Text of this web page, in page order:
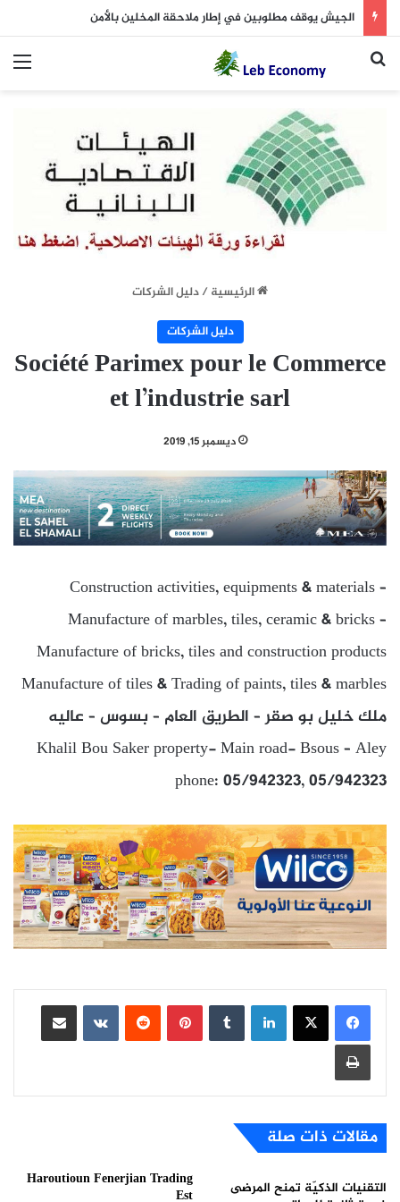
الجيش يوقف مطلوبين في إطار ملاحقة المخلين بالأمن
بحث عن
الرئيسية/دليل الشركات
دليل الشركات
Société Parimex pour le Commerce
et l’industrie sarl
ديسمبر 15, 2019
Construction activities, equipments & materials –
Manufacture of marbles, tiles, ceramic & bricks –
Manufacture of bricks, tiles and construction products
Manufacture of tiles & Trading of paints, tiles & marbles
ملك خليل بو صقر – الطريق العام – بسوس – عاليه
Khalil Bou Saker property- Main road- Bsous – Aley
phone: 05/942323, 05/942323
لينكدإن بينتيريست
مشاركة عبر البريد
طباعة
مقالات ذات صلة
التقنيات الذكيّة تمنح المرضى
Haroutioun Fenerjian Trading
Est